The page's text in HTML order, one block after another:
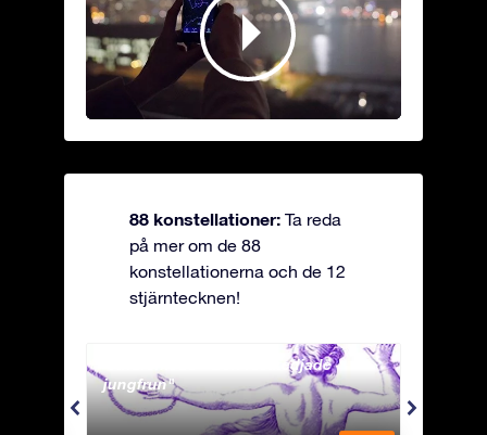
88 konstellationer: Ta reda
på mer om de 88
konstellationerna och de 12
stjärntecknen!
Andromeda - Den fastkedjade
jungfrun